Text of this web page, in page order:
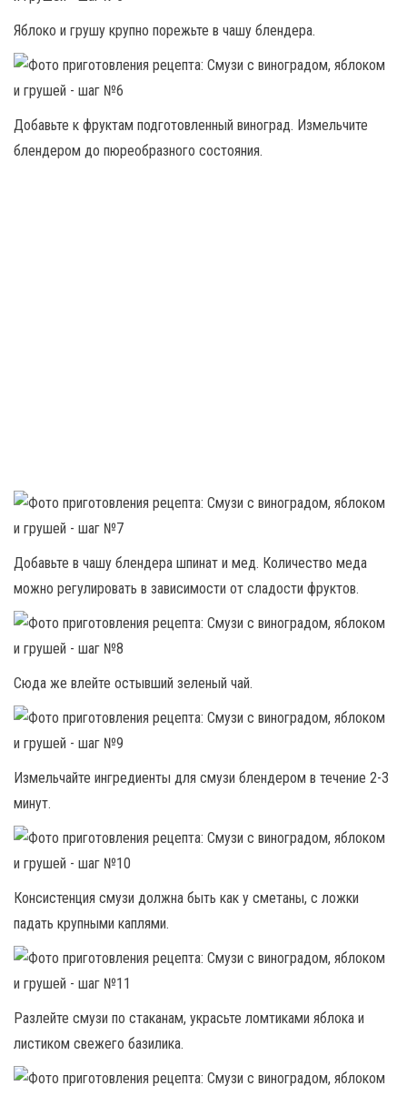
Яблоко и грушу крупно порежьте в чашу блендера.
Добавьте к фруктам подготовленный виноград. Измельчите
блендером до пюреобразного состояния.
Добавьте в чашу блендера шпинат и мед. Количество меда
можно регулировать в зависимости от сладости фруктов.
Сюда же влейте остывший зеленый чай.
Измельчайте ингредиенты для смузи блендером в течение 2-3
минут.
Консистенция смузи должна быть как у сметаны, с ложки
падать крупными каплями.
Разлейте смузи по стаканам, украсьте ломтиками яблока и
листиком свежего базилика.